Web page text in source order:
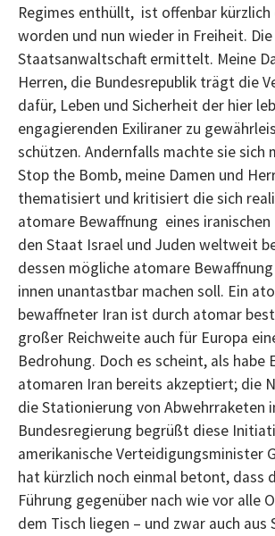
Regimes enthüllt, ist offenbar
worden und nun wieder in Freiheit.
Staatsanwaltschaft ermittelt. Meine
Herren, die Bundesrepublik trägt die
dafür, Leben und Sicherheit der hier
engagierenden Exiliraner zu
schützen. Andernfalls machte sie sich
Stop the Bomb, meine Damen und
thematisiert und kritisiert die sich
atomare Bewaffnung eines iranischen
den Staat Israel und Juden weltweit
dessen mögliche atomare Bewaffnung
innen unantastbar machen soll. Ein
bewaffneter Iran ist durch atomar
großer Reichweite auch für Europa
Bedrohung. Doch es scheint, als habe
atomaren Iran bereits akzeptiert; die
die Stationierung von Abwehrraketen
Bundesregierung begrüßt diese
amerikanische Verteidigungsminister
hat kürzlich noch einmal betont, dass
Führung gegenüber nach wie vor alle
dem Tisch liegen – und zwar auch aus